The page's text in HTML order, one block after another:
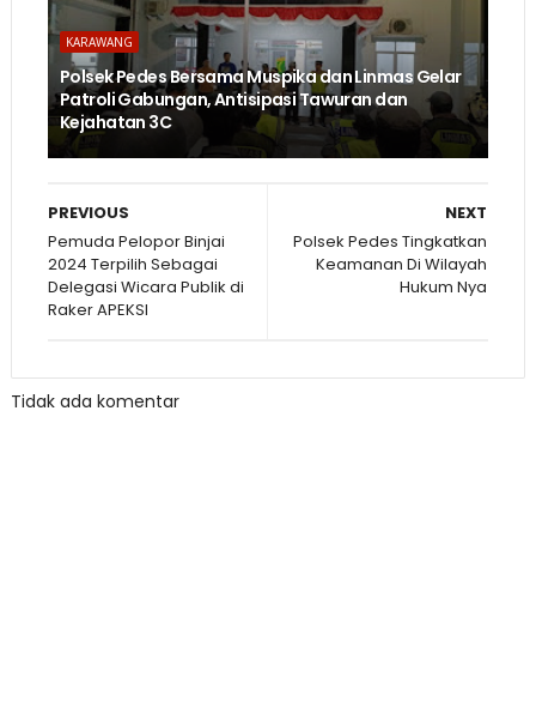
KARAWANG
Polsek Pedes Bersama Muspika dan Linmas Gelar
Patroli Gabungan, Antisipasi Tawuran dan
Kejahatan 3C
NEXT
Polsek Pedes Tingkatkan
Keamanan Di Wilayah
Hukum Nya
PREVIOUS
Pemuda Pelopor Binjai
2024 Terpilih Sebagai
Delegasi Wicara Publik di
Raker APEKSI
Tidak ada komentar